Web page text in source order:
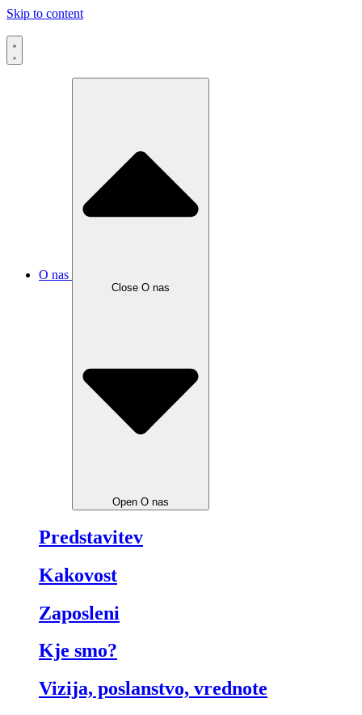
Skip to content
O nas
Close O nas
Open O nas
Predstavitev
Kakovost
Zaposleni
Kje smo?
Vizija, poslanstvo, vrednote